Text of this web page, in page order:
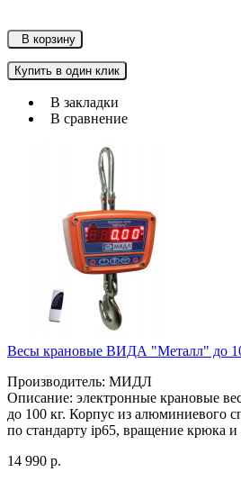
В корзину
Купить в один клик
В закладки
В сравнение
Весы крановые ВИДА "Металл" до
Производитель: МИДЛ
Описание: электронные крановые
до 100 кг. Корпус из алюминиевого
по стандарту ip65, вращение крюка и
14 990 р.